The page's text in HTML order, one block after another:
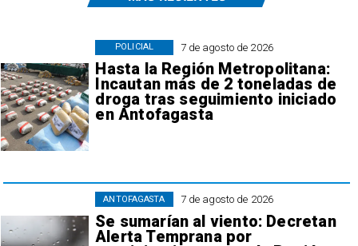
7 de agosto de 2026
Hasta la Región Metropolitana:
Incautan más de 2 toneladas de
droga tras seguimiento iniciado
en Antofagasta
POLICIAL
7 de agosto de 2026
Se sumarían al viento: Decretan
Alerta Temprana por
ANTOFAGASTA